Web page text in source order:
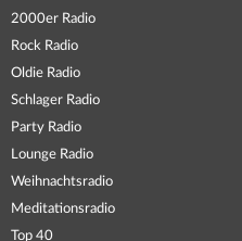
2000er Radio
Rock Radio
Oldie Radio
Schlager Radio
Party Radio
Lounge Radio
Weihnachtsradio
Meditationsradio
Top 40